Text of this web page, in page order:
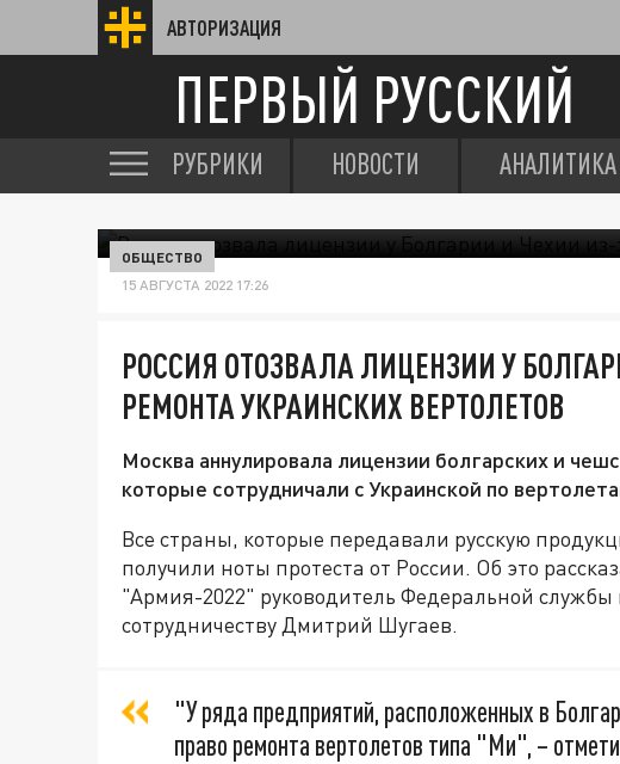
АВТОРИЗАЦИЯ
ПЕРВЫЙ РУССКИЙ
РУБРИКИ НОВОСТИ АНАЛИТИКА
ОБЩЕСТВО
15 АВГУСТА 2022 17:26
РОССИЯ ОТОЗВАЛА ЛИЦЕНЗИИ У
РЕМОНТА УКРАИНСКИХ ВЕРТОЛЕТОВ
Москва аннулировала лицензии болгарских и
которые сотрудничали с Украинской по
Все страны, которые передавали русскую
получили ноты протеста от России. Об это
"Армия-2022" руководитель Федеральной службы
сотрудничеству Дмитрий Шугаев.
"У ряда предприятий, расположенных в
право ремонта вертолетов типа "Ми", –